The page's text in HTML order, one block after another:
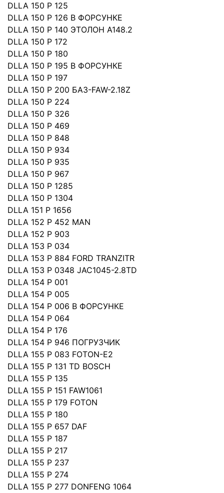
DLLA 150 P 125
DLLA 150 P 126 B ФОРСУНКЕ
DLLA 150 P 140 ЭТОЛОН А148.2
DLLA 150 P 172
DLLA 150 P 180
DLLA 150 P 195 В ФОРСУНКЕ
DLLA 150 P 197
DLLA 150 P 200 БАЗ-FAW-2.18Z
DLLA 150 P 224
DLLA 150 P 326
DLLA 150 P 469
DLLA 150 P 848
DLLA 150 P 934
DLLA 150 P 935
DLLA 150 P 967
DLLA 150 P 1285
DLLA 150 P 1304
DLLA 151 P 1656
DLLA 152 P 452 MAN
DLLA 152 P 903
DLLA 153 P 034
DLLA 153 P 884 FORD TRANZITR
DLLA 153 P 0348 JAC1045-2.8TD
DLLA 154 P 001
DLLA 154 P 005
DLLA 154 P 006 B ФОРСУНКЕ
DLLA 154 P 064
DLLA 154 P 176
DLLA 154 P 946 ПОГРУЗЧИК
DLLA 155 P 083 FOTON-E2
DLLA 155 P 131 TD BOSCH
DLLA 155 P 135
DLLA 155 P 151 FAW1061
DLLA 155 P 179 FOTON
DLLA 155 P 180
DLLA 155 P 657 DAF
DLLA 155 P 187
DLLA 155 P 217
DLLA 155 P 237
DLLA 155 P 274
DLLA 155 P 277 DONFENG 1064